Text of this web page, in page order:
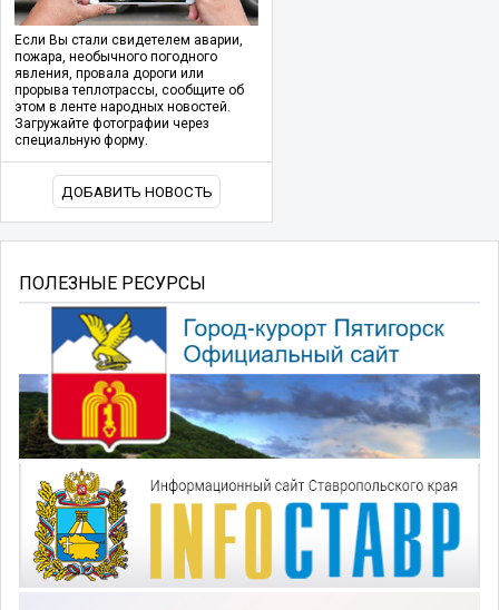
Если Вы стали свидетелем аварии,
пожара, необычного погодного
явления, провала дороги или
прорыва теплотрассы, сообщите об
этом в ленте народных новостей.
Загружайте фотографии через
специальную форму.
ДОБАВИТЬ НОВОСТЬ
ПОЛЕЗНЫЕ РЕСУРСЫ